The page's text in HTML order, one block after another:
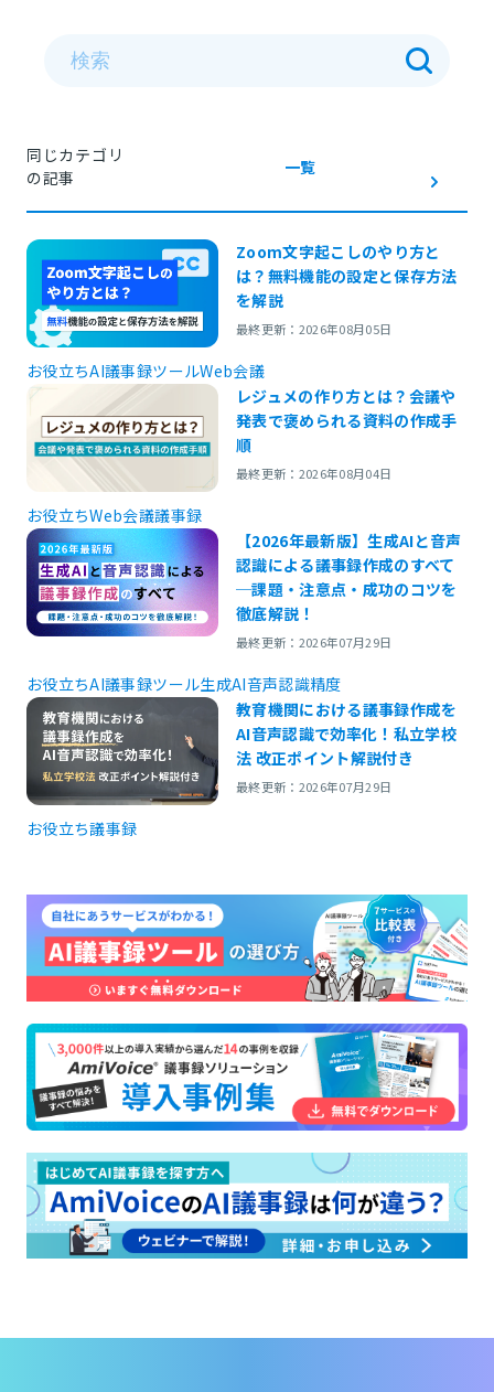
同じカテゴリ
の記事
一覧
Zoom文字起こしのやり方と
は？無料機能の設定と保存方法
を解説
最終更新：2026年08月05日
お役立ちAI議事録ツールWeb会議
レジュメの作り方とは？会議や
発表で褒められる資料の作成手
順
最終更新：2026年08月04日
お役立ちWeb会議議事録
【2026年最新版】生成AIと音声
認識による議事録作成のすべて
─課題・注意点・成功のコツを
徹底解説！
最終更新：2026年07月29日
お役立ちAI議事録ツール生成AI音声認識精度
教育機関における議事録作成を
AI音声認識で効率化！私立学校
法 改正ポイント解説付き
最終更新：2026年07月29日
お役立ち議事録